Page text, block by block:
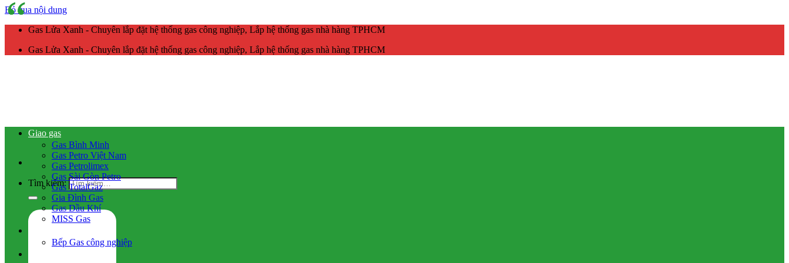
Bỏ qua nội dung
Gas Lửa Xanh - Chuyên lắp đặt hệ thống gas công nghiệp, Lắp hệ thống gas nhà hàng TPHCM
Gas Lửa Xanh - Chuyên lắp đặt hệ thống gas công nghiệp, Lắp hệ thống gas nhà hàng TPHCM
Tìm kiếm:
Giao gas
Gas Bình Minh
Gas Petro Việt Nam
Gas Petrolimex
Gas Sài Gòn Petro
Gas TotalGaz
Gia Đình Gas
Gas Dầu Khí
MISS Gas
Bếp Gas công nghiệp